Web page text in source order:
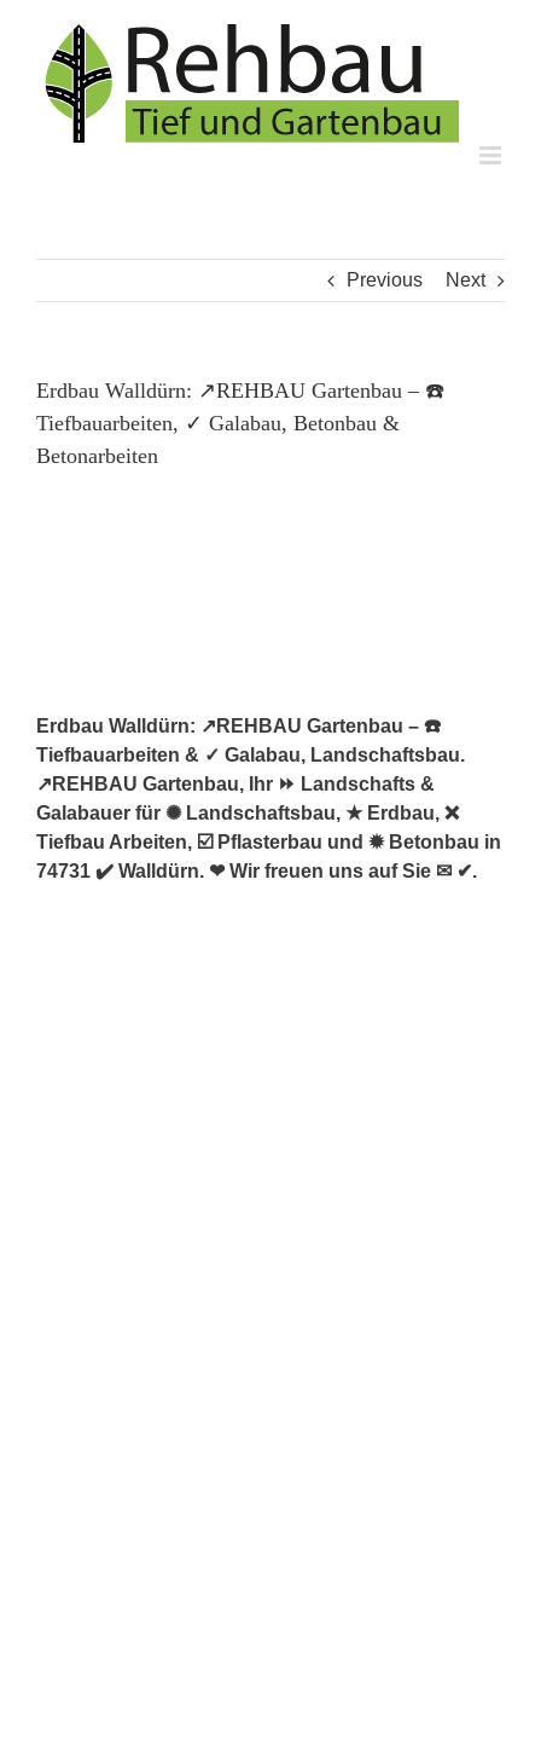
content
Previous Next
Erdbau Walldürn: ↗️REHBAU Gartenbau – ☎️
Tiefbauarbeiten, ✓ Galabau, Betonbau &
Betonarbeiten
Erdbau Walldürn: ↗️REHBAU Gartenbau – ☎️
Tiefbauarbeiten & ✓ Galabau, Landschaftsbau.
↗️REHBAU Gartenbau, Ihr ⏩ Landschafts &
Galabauer für ✺ Landschaftsbau, ★ Erdbau, ❌
Tiefbau Arbeiten, ☑️ Pflasterbau und ✹ Betonbau in
74731 ✔️ Walldürn. ❤ Wir freuen uns auf Sie ✉ ✔.